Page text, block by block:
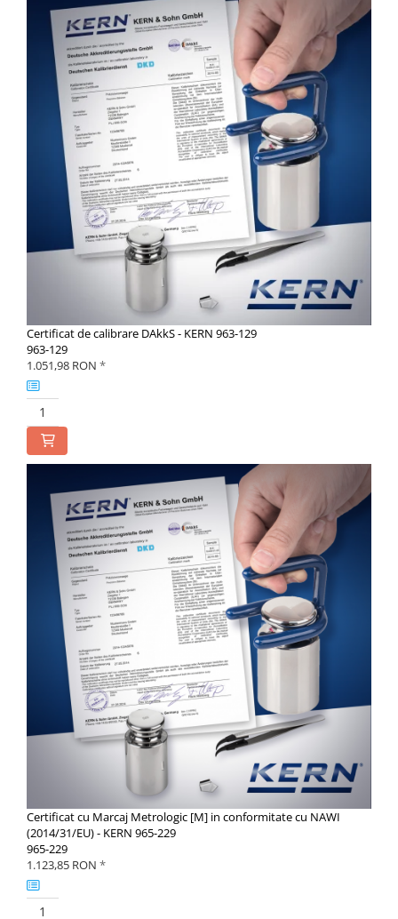
Certificat de calibrare DAkkS - KERN 963-129
963-129
1.051,98 RON *
Certificat cu Marcaj Metrologic [M] in conformitate cu NAWI
(2014/31/EU) - KERN 965-229
965-229
1.123,85 RON *